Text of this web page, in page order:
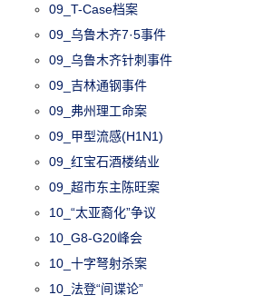
09_T-Case档案
09_乌鲁木齐7·5事件
09_乌鲁木齐针刺事件
09_吉林通钢事件
09_弗州理工命案
09_甲型流感(H1N1)
09_红宝石酒楼结业
09_超市东主陈旺案
10_“太亚裔化”争议
10_G8-G20峰会
10_十字弩射杀案
10_法登“间谍论”